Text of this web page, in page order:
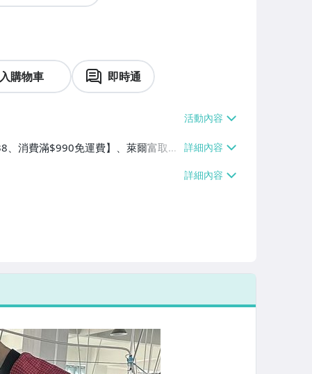
購物車 即時通
、消費滿$990免運費】、萊爾富取貨
運費】、宅配/貨運【單件運費$8